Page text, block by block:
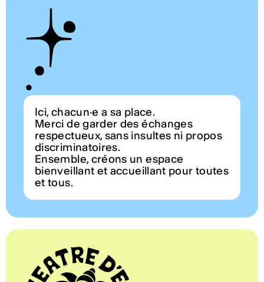
Ici, chacun·e a sa place.
Merci de garder des échanges
respectueux, sans insultes ni propos
discriminatoires.
Ensemble, créons un espace
bienveillant et accueillant pour toutes
et tous.